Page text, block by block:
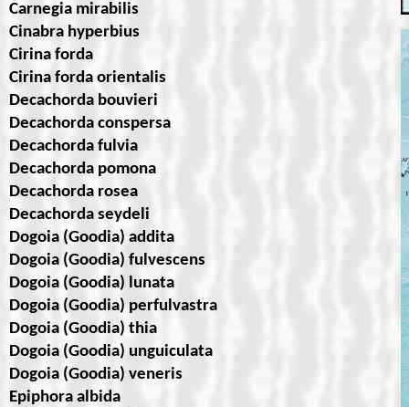
Carnegia mirabilis
Cinabra hyperbius
Cirina forda
Cirina forda orientalis
Decachorda bouvieri
Decachorda conspersa
Decachorda fulvia
Decachorda pomona
Decachorda rosea
Decachorda seydeli
Dogoia (Goodia) addita
Dogoia (Goodia) fulvescens
Dogoia (Goodia) lunata
Dogoia (Goodia) perfulvastra
Dogoia (Goodia) thia
Dogoia (Goodia) unguiculata
Dogoia (Goodia) veneris
Epiphora albida